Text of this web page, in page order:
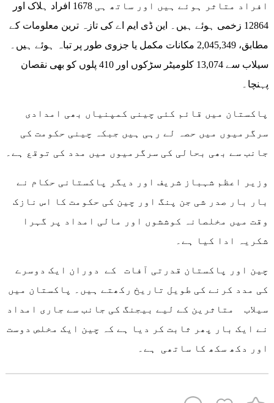
افراد متاثر ہوئے ہیں اور ساتھ ہی 1678 افراد ہلاک اور
12864 زخمی ہوئے ہیں۔ این ڈی ایم اے کی تازہ ترین معلومات کے
مطابق، 2,045,349 مکانات مکمل یا جزوی طور پر تباہ ہوئے ہیں۔
سیلاب سے 13,074 کلومیٹر سڑکوں اور 410 پلوں کو بھی نقصان
پہنچا۔
پاکستان میں قائم کئی چینی کمپنیاں بھی امدادی
سرگرمیوں میں حصہ لے رہی ہیں جبکہ چینی حکومت کی
جانب سے بھی بحالی کی سرگرمیوں میں مدد کی توقع ہے۔
وزیر اعظم شہباز شریف اور دیگر پاکستانی حکام نے
بار بار صدر شی جن پنگ اور چین کی حکومت کا اس نازک
وقت میں مخلصانہ کوششوں اور مالی امداد پر گہرا
شکریہ ادا کیا ہے۔
چین اور پاکستان قدرتی آفات کے دوران ایک دوسرے
کی مدد کرنے کی طویل تاریخ رکھتے ہیں۔ پاکستان میں
سیلاب متاثرین کے لیے بیجنگ کی جانب سے جاری امداد
نے ایک بار پھر ثابت کر دیا ہے کہ چین ایک مخلص دوست
اور دکھ سکھ کا ساتھی ہے۔